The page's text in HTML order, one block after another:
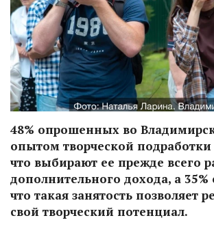
48% опрошенных во
опытом творческой подработки
что выбирают ее прежде всего
дополнительного дохода, а 35%
что такая занятость позволяет
свой творческий потенциал.